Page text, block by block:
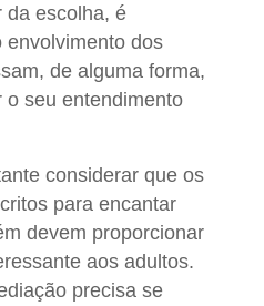
escolha, é
envolvimento dos
de alguma forma,
o seu entendimento
considerar que os
para encantar
devem proporcionar
aos adultos.
precisa se